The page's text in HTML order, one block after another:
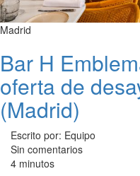
Madrid
Bar H
oferta de
(Madrid)
Escrito por: Equipo
Sin comentarios
4 minutos